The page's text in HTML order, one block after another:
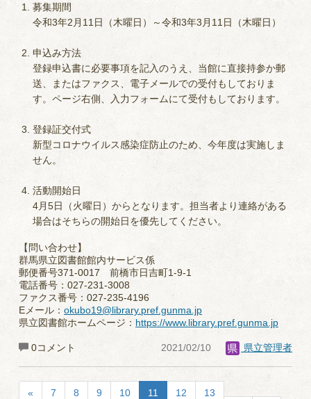
募集期間
令和3年2月11日（木曜日）～令和3年3月11日（木曜日）
申込み方法
登録申込書に必要事項を記入のうえ、当館に直接持参か郵
送、またはファクス、電子メールでの受付もしておりま
す。ページ右側、入力フォームにて受付もしております。
登録証交付式
新型コロナウイルス感染症防止のため、今年度は実施しま
せん。
活動開始日
4月5日（火曜日）からとなります。担当者より連絡がある
場合はそちらの開始日を優先してください。
【問い合わせ】
群馬県立図書館館内サービス係
郵便番号371-0017 前橋市日吉町1-9-1
電話番号：027-231-3008
ファクス番号：027-235-4196
Eメール： okubo19@library.pref.gunma.jp
県立図書館ホームページ： https://www.library.pref.gunma.jp
0コメント 2021/02/10 県立管理者
« 7 8 9 10 11 12
13